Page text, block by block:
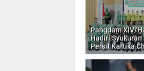
Pangdam XIV/
Hadiri Syukuran
Persit Kartika